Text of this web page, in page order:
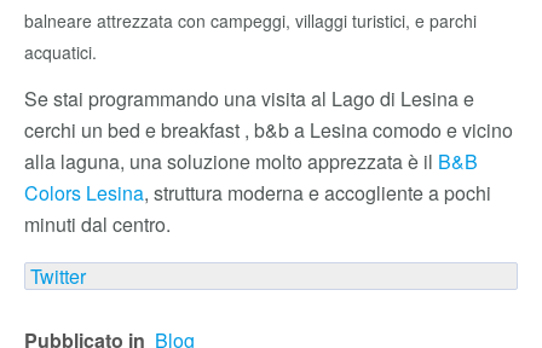
balneare attrezzata con campeggi, villaggi turistici, e parchi
acquatici.
Se stai programmando una visita al Lago di Lesina e
cerchi un bed e breakfast , b&b a Lesina comodo e vicino
alla laguna, una soluzione molto apprezzata è il B&B
Colors Lesina, struttura moderna e accogliente a pochi
minuti dal centro.
Twitter
Pubblicato in Blog